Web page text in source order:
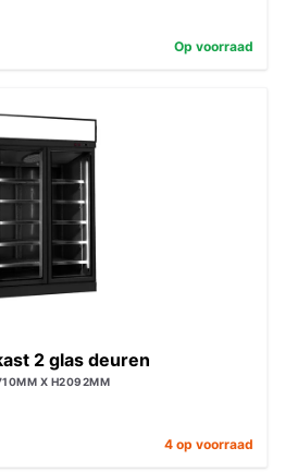
Op voorraad
2 glas deuren
X H2092MM
4 op voorraad